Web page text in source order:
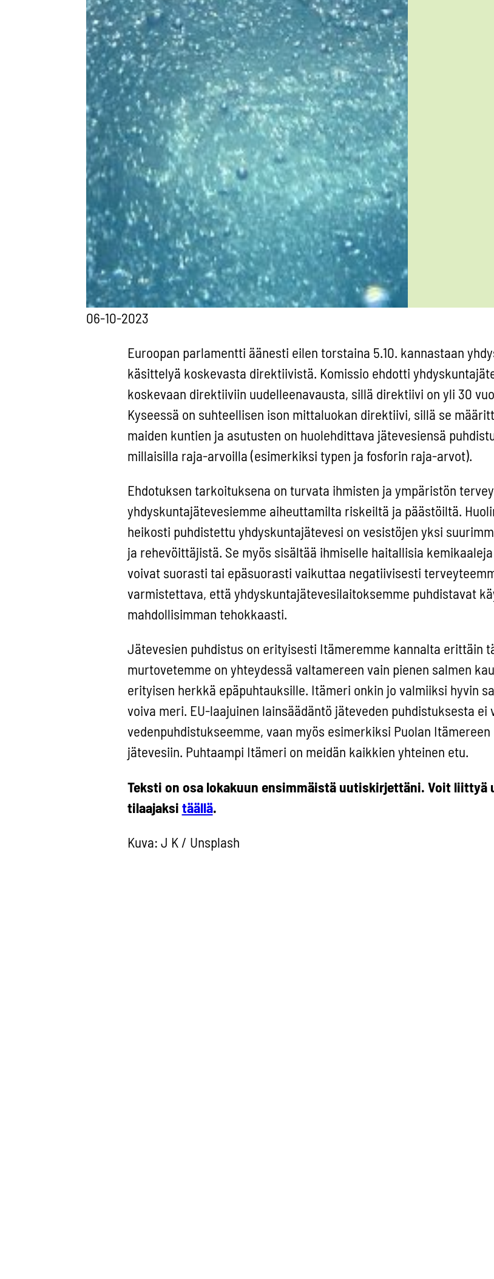
06-10-2023
Euroopan parlamentti äänesti eilen torstaina 5.10. kannastaan
käsittelyä koskevasta direktiivistä. Komissio ehdotti
koskevaan direktiiviin uudelleenavausta, sillä direktiivi on yli 30
Kyseessä on suhteellisen ison mittaluokan direktiivi, sillä se
maiden kuntien ja asutusten on huolehdittava jätevesiensä
millaisilla raja-arvoilla (esimerkiksi typen ja fosforin raja-arvot).
Ehdotuksen tarkoituksena on turvata ihmisten ja ympäristön
yhdyskuntajätevesiemme aiheuttamilta riskeiltä ja päästöiltä.
heikosti puhdistettu yhdyskuntajätevesi on vesistöjen yksi
ja rehevöittäjistä. Se myös sisältää ihmiselle haitallisia
voivat suorasti tai epäsuorasti vaikuttaa negatiivisesti
varmistettava, että yhdyskuntajätevesilaitoksemme puhdistavat
mahdollisimman tehokkaasti.
Jätevesien puhdistus on erityisesti Itämeremme kannalta erittäin
murtovetemme on yhteydessä valtamereen vain pienen salmen
erityisen herkkä epäpuhtauksille. Itämeri onkin jo valmiiksi hyvin
voiva meri. EU-laajuinen lainsäädäntö jäteveden puhdistuksesta ei
vedenpuhdistukseemme, vaan myös esimerkiksi Puolan
jätevesiin. Puhtaampi Itämeri on meidän kaikkien yhteinen etu.
Teksti on osa lokakuun ensimmäistä uutiskirjettäni. Voit liittyä
tilaajaksi täällä.
Kuva: J K / Unsplash